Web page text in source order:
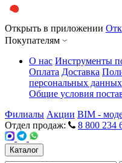
Открыть в приложении
Покупателям
О нас Инструменты
Оплата Доставка
персональных данных
Общие условия
Филиалы Акции BIM -
Отдел продаж:
8 800 234
Каталог